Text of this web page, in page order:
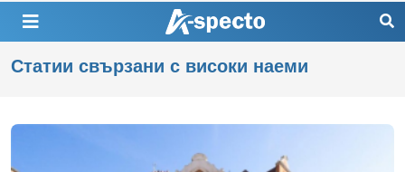
Статии свързани с високи наеми